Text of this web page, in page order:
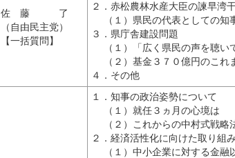
佐 藤 了
（自由民主党）
【一括質問】
２．赤松農林水産大臣の諫早湾
（１）県民の代表としての知
３．県庁舎建設問題
（１）「広く県民の声を聴い
（２）基金３７０億円のこれ
４．その他
１．知事の政治姿勢について
（１）就任３ヵ月の心境は
（２）これからの中村式戦略
２．経済活性化に向けた取り組
（１）中小企業に対する金融